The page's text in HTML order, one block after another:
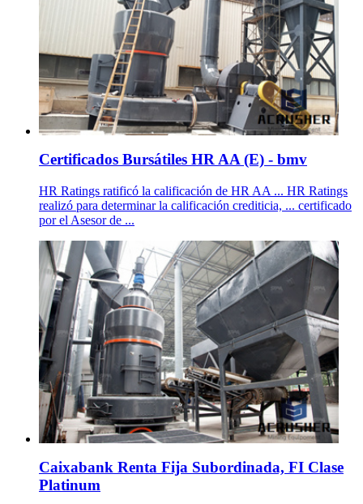
Certificados Bursátiles HR AA (E) - bmv
HR Ratings ratificó la calificación de HR AA ... HR Ratings
realizó para determinar la calificación crediticia, ... certificado
por el Asesor de ...
Caixabank Renta Fija Subordinada, FI Clase
Platinum